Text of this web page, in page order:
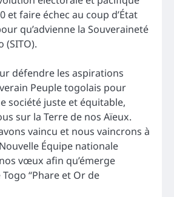
et faire échec au coup d’État
qu’advienne la Souveraineté
(SITO).
défendre les aspirations
Peuple togolais pour
société juste et équitable,
sur la Terre de nos Aïeux.
vaincu et nous vaincrons à
Équipe nationale
vœux afin qu’émerge
“Phare et Or de